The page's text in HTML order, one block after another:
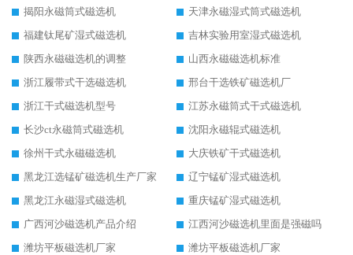
揭阳永磁筒式磁选机
天津永磁湿式筒式磁选机
福建钛尾矿湿式磁选机
吉林实验用室湿式磁选机
陕西永磁磁选机的调整
山西永磁磁选机标准
浙江履带式干选磁选机
邢台干选铁矿磁选机厂
浙江干式磁选机型号
江苏永磁筒式干式磁选机
长沙ct永磁筒式磁选机
沈阳永磁辊式磁选机
徐州干式永磁磁选机
大庆铁矿干式磁选机
黑龙江选锰矿磁选机生产厂家
辽宁锰矿湿式磁选机
黑龙江永磁湿式磁选机
重庆锰矿湿式磁选机
广西河沙磁选机产品介绍
江西河沙磁选机里面是强磁吗
潍坊平板磁选机厂家
潍坊平板磁选机厂家